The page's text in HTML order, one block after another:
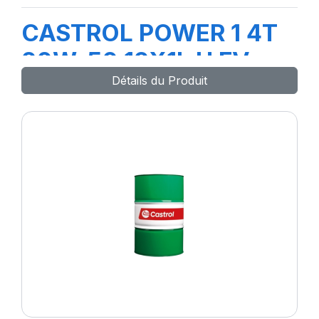
CASTROL POWER 1 4T
20W-50 12X1L H FV
Détails du Produit